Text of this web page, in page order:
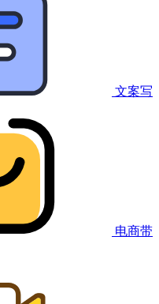
文案写
电商带